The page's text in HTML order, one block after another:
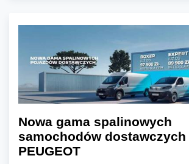
Nowa gama spalinowych
samochodów dostawczych
PEUGEOT